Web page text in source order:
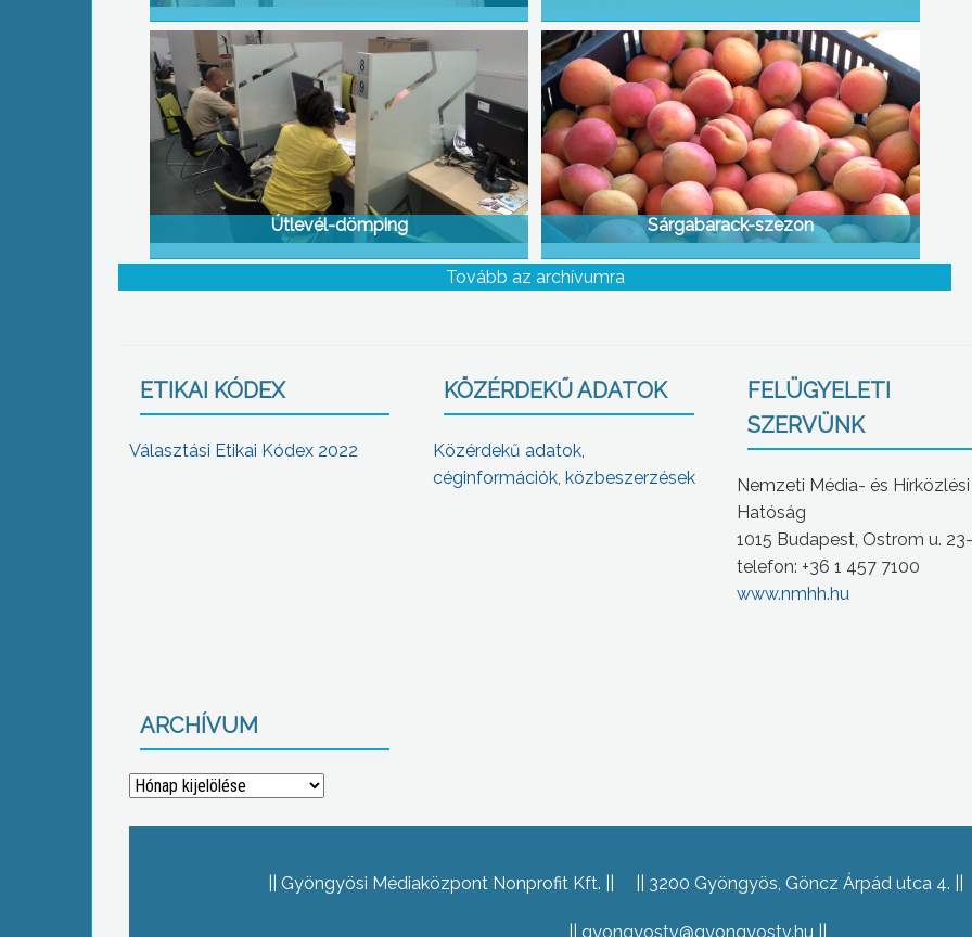
Útlevél-dömping Sárgabarack-szezon
Tovább az archívumra
ETIKAI KÓDEX
Választási Etikai Kódex 2022
KÖZÉRDEKŰ ADATOK
Közérdekű adatok,
céginformációk, közbeszerzések
FELÜGYELETI
SZERVÜNK
Nemzeti Média- és Hírközlési
Hatóság
1015 Budapest, Ostrom u.
telefon: +36 1 457 7100
www.nmhh.hu
ARCHÍVUM
Archívum
Gyöngyösi Médiaközpont Nonprofit Kft. 3200 Gyöngyös, Göncz Árpád utca 4.
gyongyostv@gyongyostv.hu